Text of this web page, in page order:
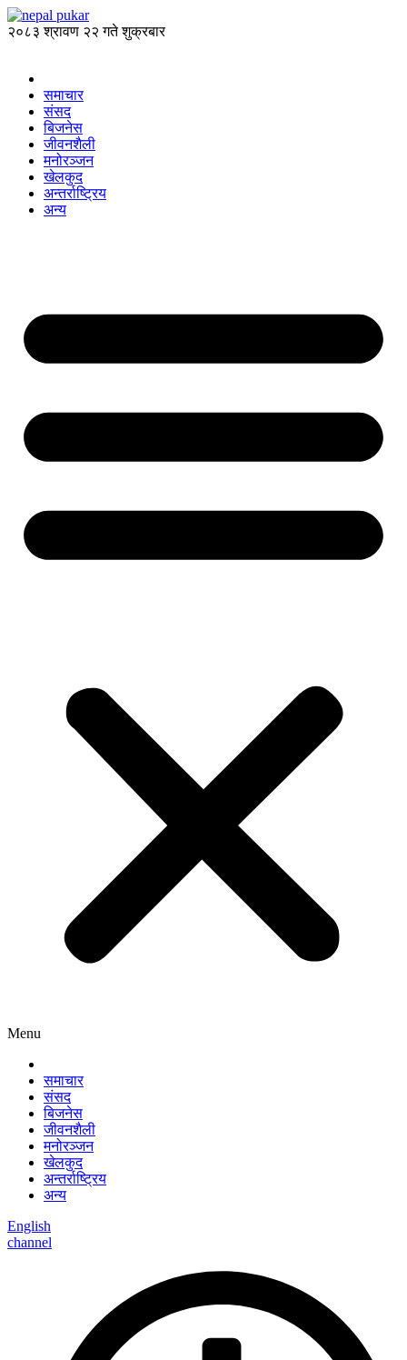
२०८३ श्रावण २२ गते शुक्रबार
समाचार
संसद
बिजनेस
जीवनशैली
मनोरञ्जन
खेलकुद
अन्तर्राष्ट्रिय
अन्य
Menu
समाचार
संसद
बिजनेस
जीवनशैली
मनोरञ्जन
खेलकुद
अन्तर्राष्ट्रिय
अन्य
English
channel